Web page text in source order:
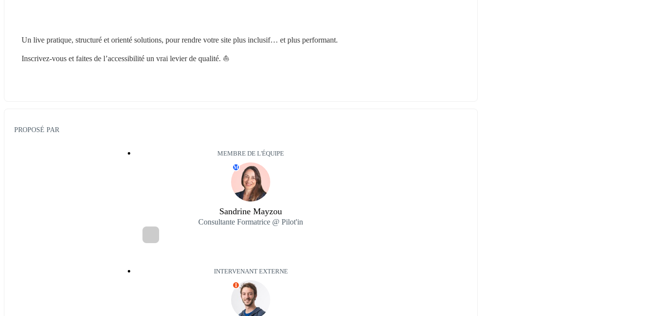
Un live pratique, structuré et orienté solutions, pour rendre votre site plus inclusif… et plus performant.
Inscrivez-vous et faites de l’accessibilité un vrai levier de qualité. ⛵️
PROPOSÉ PAR
MEMBRE DE L'ÉQUIPE
M
Sandrine Mayzou
Consultante Formatrice @ Pilot'in
INTERVENANT EXTERNE
I